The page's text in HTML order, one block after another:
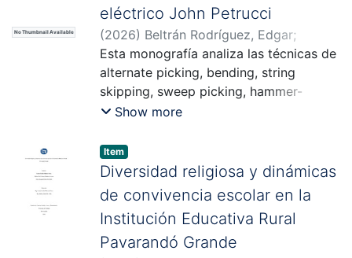
No Thumbnail Available
eléctrico John Petrucci
(2026) Beltrán Rodríguez, Edgar;
Duarte Mass, Fabio Elmo
Esta monografía analiza las técnicas de
alternate picking, bending, string
skipping, sweep picking, hammer-
on/pull-off y tapping a través de las
del guitarrista John Petrucci. El estudio
integra la conceptualización técnica del
autor con una perspectiva histórica
sobre la guitarra eléctrica, el rock
progresivo y la trayectoria del artista.
Para el desarrollo investigativo se
Show more
Item
Diversidad religiosa y dinámicas
de convivencia escolar en la
Institución Educativa Rural
Pavarandó Grande